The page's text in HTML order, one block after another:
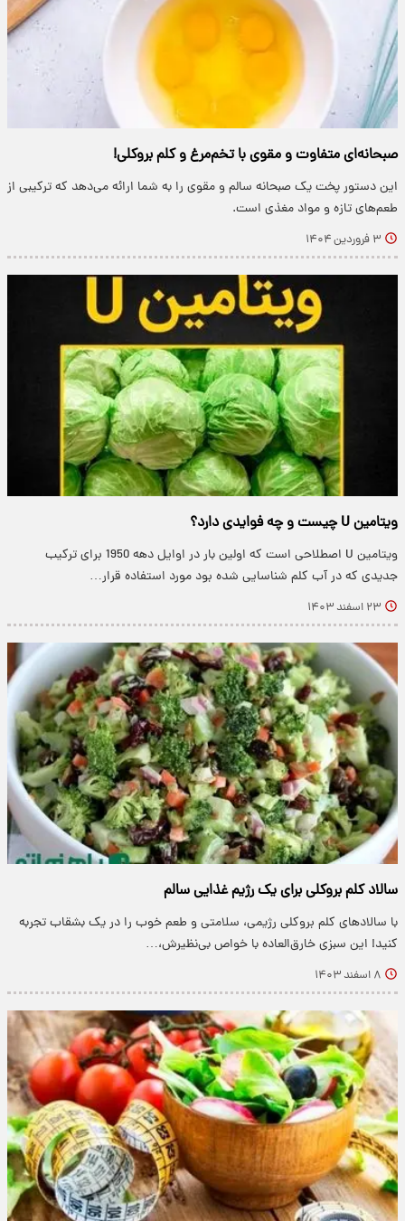
صبحانه‌ای متفاوت و مقوی با تخم‌مرغ و کلم بروکلی!
این دستور پخت یک صبحانه سالم و مقوی را به شما ارائه می‌دهد که ترکیبی از
طعم‌های تازه و مواد مغذی است.
۳ فروردین ۱۴۰۴
ویتامین U چیست و چه فوایدی دارد؟
ویتامین U اصطلاحی است که اولین بار در اوایل دهه 1950 برای ترکیب
جدیدی که در آب کلم شناسایی شده بود مورد استفاده قرار…
۲۳ اسفند ۱۴۰۳
سالاد کلم بروکلی برای یک رژیم غذایی سالم
با سالاد‌های کلم بروکلی رژیمی، سلامتی و طعم خوب را در یک بشقاب تجربه
کنید! این سبزی خارق‌العاده با خواص بی‌نظیرش،…
۸ اسفند ۱۴۰۳